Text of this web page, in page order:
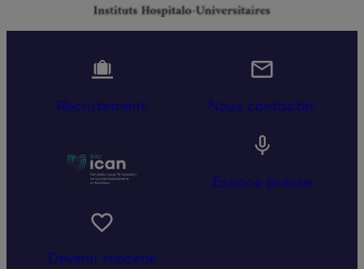

Recrutement

Nous contacter

Espace presse

Devenir mécène